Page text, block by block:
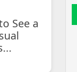
See a